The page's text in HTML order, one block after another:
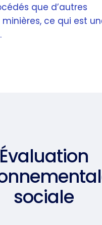
que d’autres
ce qui est
Évaluation
sociale